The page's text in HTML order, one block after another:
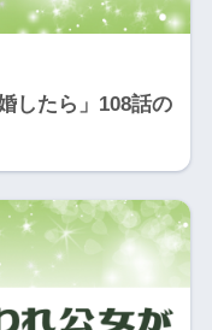
したら」108話の